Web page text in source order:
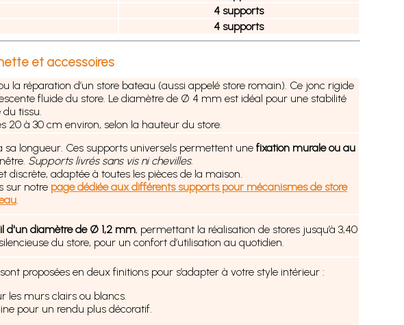
4 supports
4 supports
et accessoires
la réparation d’un store bateau (aussi appelé store romain). Ce jonc rigide
fluide du store. Le diamètre de Ø 4 mm est idéal pour une stabilité
tissu.
20 à 30 cm environ, selon la hauteur du store.
longueur. Ces supports universels permettent une fixation murale ou au
Supports livrés sans vis ni chevilles.
adaptée à toutes les pièces de la maison.
sur notre page dédiée aux différents supports pour mécanismes de store
.
d'un diamètre de Ø 1,2 mm, permettant la réalisation de stores jusqu’à 3,40
du store, pour un confort d’utilisation au quotidien.
proposées en deux finitions pour s’adapter à votre style intérieur :
les murs clairs ou blancs.
pour un rendu plus décoratif.